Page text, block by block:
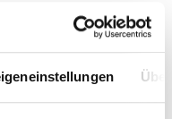
mit der